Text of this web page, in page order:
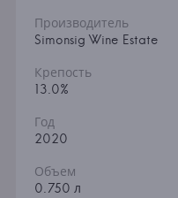
Производитель
Simonsig Wine Estate
Крепость
13.0%
Год
2020
Объем
0.750 л